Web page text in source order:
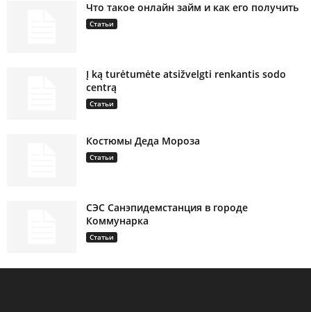
Что такое онлайн займ и как его получить
Статьи
Į ką turėtumėte atsižvelgti renkantis sodo
centrą
Статьи
Костюмы Деда Мороза
Статьи
СЭС Санэпидемстанция в городе
Коммунарка
Статьи